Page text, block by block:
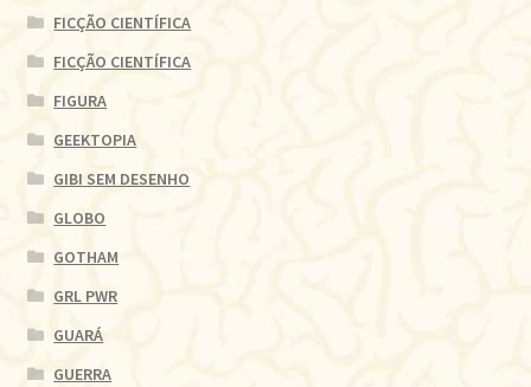
FICÇÃO CIENTÍFICA
FICÇÃO CIENTÍFICA
FIGURA
GEEKTOPIA
GIBI SEM DESENHO
GLOBO
GOTHAM
GRL PWR
GUARÁ
GUERRA